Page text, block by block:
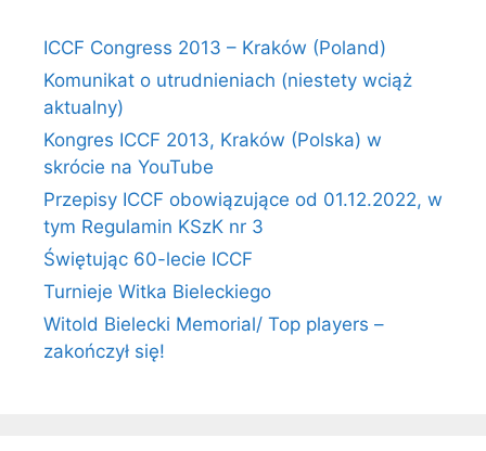
ICCF Congress 2013 – Kraków (Poland)
Komunikat o utrudnieniach (niestety wciąż
aktualny)
Kongres ICCF 2013, Kraków (Polska) w
skrócie na YouTube
Przepisy ICCF obowiązujące od 01.12.2022, w
tym Regulamin KSzK nr 3
Świętując 60-lecie ICCF
Turnieje Witka Bieleckiego
Witold Bielecki Memorial/ Top players –
zakończył się!